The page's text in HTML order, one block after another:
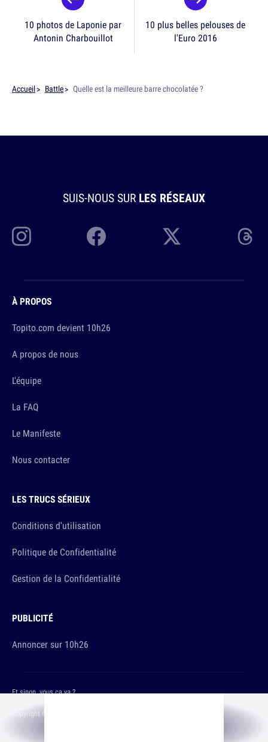
10 photos de Laponie par
Antonin Charbouillot
10 plus belles pelouses de
l'Euro 2016
Accueil Battle Quelle est la meilleure barre chocolatée ?
SUIS-NOUS SUR LES RÉSEAUX
À PROPOS
Topito.com devient 10h26
A propos de nous
L'équipe
La FAQ
Le Manifeste
Nous contacter
LES TRUCS SÉRIEUX
Conditions d'utilisation
Politique de Confidentialité
Gestion de la Confidentialité
PUBLICITÉ
Annoncer sur 10h26
Copyright © 2026 The Original Publishing Studio
Et sinon, vous ça va ?